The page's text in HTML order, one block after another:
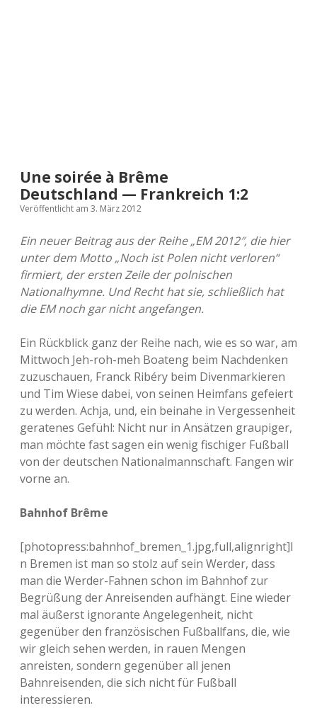
Une soirée à Brême
Deutschland — Frankreich 1:2
Veröffentlicht am 3. März 2012
Ein neuer Beitrag aus der Reihe „EM 2012″, die hier
unter dem Motto „Noch ist Polen nicht verloren“
firmiert, der ersten Zeile der polnischen
Nationalhymne. Und Recht hat sie, schließlich hat
die EM noch gar nicht angefangen.
Ein Rückblick ganz der Reihe nach, wie es so war, am
Mittwoch Jeh-roh-meh Boateng beim Nachdenken
zuzuschauen, Franck Ribéry beim Divenmarkieren
und Tim Wiese dabei, von seinen Heimfans gefeiert
zu werden. Achja, und, ein beinahe in Vergessenheit
geratenes Gefühl: Nicht nur in Ansätzen graupiger,
man möchte fast sagen ein wenig fischiger Fußball
von der deutschen Nationalmannschaft. Fangen wir
vorne an.
Bahnhof Brême
[photopress:bahnhof_bremen_1.jpg,full,alignright]I
n Bremen ist man so stolz auf sein Werder, dass
man die Werder-Fahnen schon im Bahnhof zur
Begrüßung der Anreisenden aufhängt. Eine wieder
mal äußerst ignorante Angelegenheit, nicht
gegenüber den französischen Fußballfans, die, wie
wir gleich sehen werden, in rauen Mengen
anreisten, sondern gegenüber all jenen
Bahnreisenden, die sich nicht für Fußball
interessieren.